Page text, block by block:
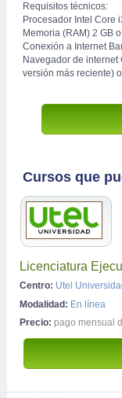
Requisitos técnicos:
Procesador Intel Core
Memoria (RAM) 2 GB
Conexión a Internet
Navegador de
versión más reciente)
Cursos que
Licenciatura
Centro: Utel
Modalidad: En línea
Precio: pago mensual